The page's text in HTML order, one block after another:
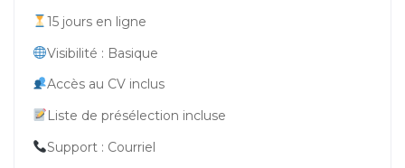
15 jours en ligne
Visibilité : Basique
Accès au CV inclus
Liste de présélection incluse
Support : Courriel